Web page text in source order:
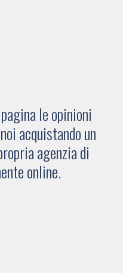
le opinioni
acquistando un
agenzia di
online.